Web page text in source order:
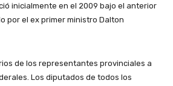
inicialmente en el 2009 bajo el anterior
por el ex primer ministro Dalton
de los representantes provinciales a
Los diputados de todos los